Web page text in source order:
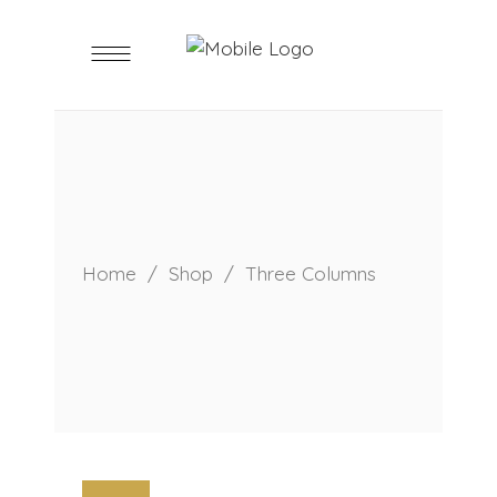
Home / Shop / Three Columns